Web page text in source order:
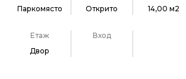
Паркомясто Открито 14,00 м2
Етаж
Двор
Вход